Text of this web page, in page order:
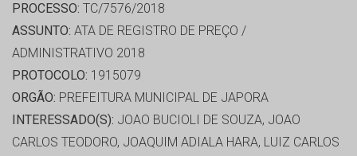
PROCESSO: TC/7576/2018
ASSUNTO: ATA DE REGISTRO DE PREÇO /
ADMINISTRATIVO 2018
PROTOCOLO: 1915079
ORGÃO: PREFEITURA MUNICIPAL DE JAPORA
INTERESSADO(S): JOAO BUCIOLI DE SOUZA, JOAO
CARLOS TEODORO, JOAQUIM ADIALA HARA, LUIZ CARLOS